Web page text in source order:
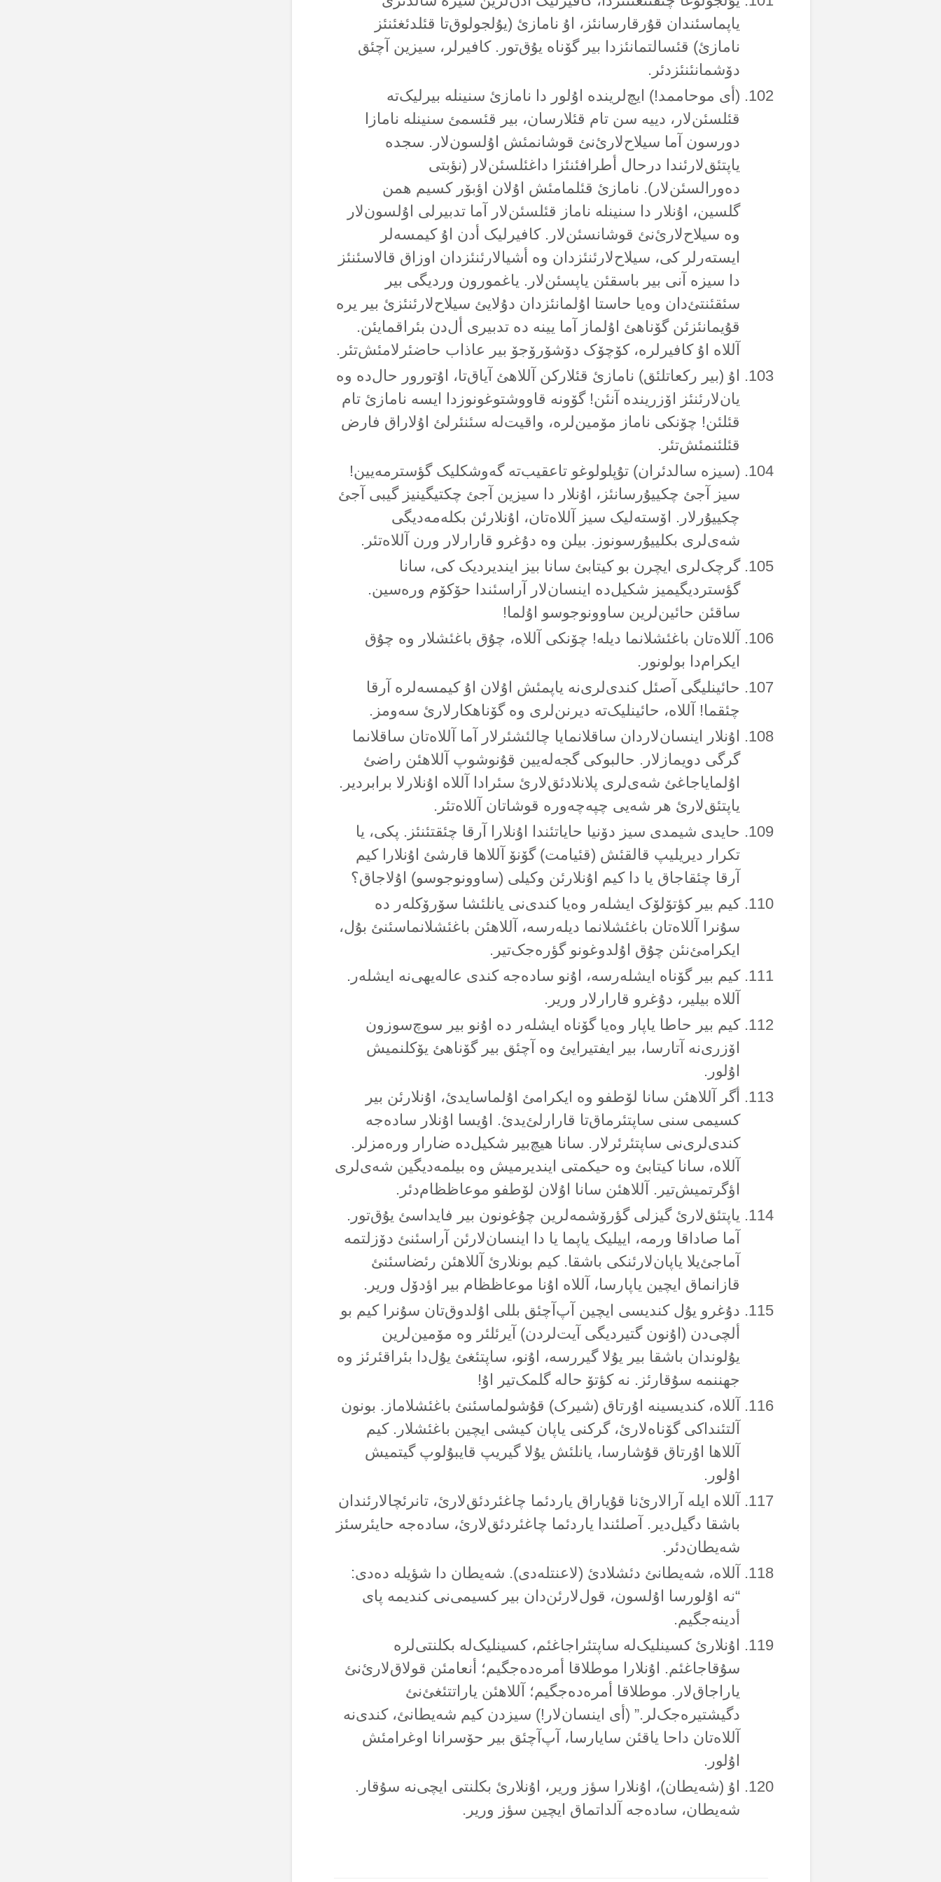
یاپماسئندان قۇرقارسانئز، اۇ نامازئ (یۇلجولوق‌تا قئلدئغئنئز
نامازئ) قئسالتمانئزدا بیر گۆناە یۇق‌تور. کافیرلر، سیزین آچئق
دۆشمانئنئزدئر.
(أی موحاممد!) ایچ‌لریندە اۇلور دا نامازئ سنینلە بیرلیک‌تە
قئلسئن‌لار، دییە سن تام قئلارسان، بیر قئسمئ سنینلە نامازا
دورسون آما سیلاح‌لارئ‌نئ قوشانمئش اۇلسون‌لار. سجدە
یاپتئق‌لارئندا درحال أطرافئنئزا داغئلسئن‌لار (نؤبتی
دەورالسئن‌لار). نامازئ قئلمامئش اۇلان اؤبۆر کسیم همن
گلسین، اۇنلار دا سنینلە ناماز قئلسئن‌لار آما تدبیرلی اۇلسون‌لار
وە سیلاح‌لارئ‌نئ قوشانسئن‌لار. کافیرلیک أدن اۇ کیمسەلر
ایستەرلر کی، سیلاح‌لارئنئزدان وە أشیالارئنئزدان اوزاق قالاسئنئز
دا سیزە آنی بیر باسقئن یاپسئن‌لار. یاغمورون وردیگی بیر
سئقئنتئ‌دان وەیا حاستا اۇلمانئزدان دۇلایئ سیلاح‌لارئنئزئ بیر یرە
قۇیمانئزئن گۆناهئ اۇلماز آما یینە دە تدبیری أل‌دن بئراقمایئن.
آللاە اۇ کافیرلرە، کۆچۆک دۆشۆرۆجۆ بیر عاذاب حاضئرلامئش‌تئر.
اۇ (بیر رکعاتلئق) نامازئ قئلارکن آللاهئ آیاق‌تا، اۇتورور حال‌دە وە
یان‌لارئنئز اۆزریندە آنئن! گۆونە قاووشتوغونوزدا ایسە نامازئ تام
قئلئن! چۆنکی ناماز مۆمین‌لرە، واقیت‌لە سئنئرلئ اۇلاراق فارض
قئلئنمئش‌تئر.
(سیزە سالدئران) تۇپلولوغو تاعقیب‌تە گەوشکلیک گؤسترمەیین!
سیز آجئ چکییۇرسانئز، اۇنلار دا سیزین آجئ چکتیگینیز گیبی آجئ
چکییۇرلار. اۆستەلیک سیز آللاەتان، اۇنلارئن بکلەمەدیگی
شەی‌لری بکلییۇرسونوز. بیلن وە دۇغرو قارارلار ورن آللاەتئر.
گرچک‌لری ایچرن بو کیتابئ سانا بیز ایندیردیک کی، سانا
گؤستردیگیمیز شکیل‌دە اینسان‌لار آراسئندا حۆکۆم ورەسین.
ساقئن حائین‌لرین ساوونوجوسو اۇلما!
آللاەتان باغئشلانما دیلە! چۆنکی آللاە، چۇق باغئشلار وە چۇق
ایکرام‌دا بولونور.
حائینلیگی آصئل کندی‌لری‌نە یاپمئش اۇلان اۇ کیمسەلرە آرقا
چئقما! آللاە، حائینلیک‌تە دیرنن‌لری وە گۆناهکارلارئ سەومز.
اۇنلار اینسان‌لاردان ساقلانمایا چالئشئرلار آما آللاەتان ساقلانما
گرگی دویمازلار. حالبوکی گجەلەیین قۇنوشوپ آللاهئن راضئ
اۇلمایاجاغئ شەی‌لری پلانلادئق‌لارئ سئرادا آللاە اۇنلارلا برابردیر.
یاپتئق‌لارئ هر شەیی چپەچەورە قوشاتان آللاەتئر.
حایدی شیمدی سیز دۆنیا حایاتئندا اۇنلارا آرقا چئقتئنئز. پکی، یا
تکرار دیریلیپ قالقئش (قئیامت) گۆنۆ آللاها قارشئ اۇنلارا کیم
آرقا چئقاجاق یا دا کیم اۇنلارئن وکیلی (ساوونوجوسو) اۇلاجاق؟
کیم بیر کؤتۆلۆک ایشلەر وەیا کندی‌نی یانلئشا سۆرۆکلەر دە
سۇنرا آللاەتان باغئشلانما دیلەرسە، آللاهئن باغئشلانماسئنئ بۇل،
ایکرامئ‌نئن چۇق اۇلدوغونو گؤرەجک‌تیر.
کیم بیر گۆناە ایشلەرسە، اۇنو سادەجە کندی عالەیهی‌نە ایشلەر.
آللاە بیلیر، دۇغرو قارارلار وریر.
کیم بیر حاطا یاپار وەیا گۆناە ایشلەر دە اۇنو بیر سوچ‌سوزون
اۆزری‌نە آتارسا، بیر ایفتیرایئ وە آچئق بیر گۆناهئ یۆکلنمیش
اۇلور.
أگر آللاهئن سانا لۆطفو وە ایکرامئ اۇلماسایدئ، اۇنلارئن بیر
کسیمی سنی ساپتئرماق‌تا قارارلئ‌یدئ. اۇیسا اۇنلار سادەجە
کندی‌لری‌نی ساپتئرئرلار. سانا هیچ‌بیر شکیل‌دە ضارار ورەمزلر.
آللاە، سانا کیتابئ وە حیکمتی ایندیرمیش وە بیلمەدیگین شەی‌لری
اؤگرتمیش‌تیر. آللاهئن سانا اۇلان لۆطفو موعاظظام‌دئر.
یاپتئق‌لارئ گیزلی گؤرۆشمەلرین چۇغونون بیر فایداسئ یۇق‌تور.
آما صاداقا ورمە، اییلیک یاپما یا دا اینسان‌لارئن آراسئنئ دۆزلتمە
آماجئ‌یلا یاپان‌لارئنکی باشقا. کیم بونلارئ آللاهئن رئضاسئنئ
قازانماق ایچین یاپارسا، آللاە اۇنا موعاظظام بیر اؤدۆل وریر.
دۇغرو یۇل کندیسی ایچین آپ‌آچئق بللی اۇلدوق‌تان سۇنرا کیم بو
ألچی‌دن (اۇنون گتیردیگی آیت‌لردن) آیرئلئر وە مۆمین‌لرین
یۇلوندان باشقا بیر یۇلا گیررسە، اۇنو، ساپتئغئ یۇل‌دا بئراقئرئز وە
جهننمە سۇقارئز. نە کؤتۆ حالە گلمک‌تیر اۇ!
آللاە، کندیسینە اۇرتاق (شیرک) قۇشولماسئنئ باغئشلاماز. بونون
آلتئنداکی گۆناەلارئ، گرکنی یاپان کیشی ایچین باغئشلار. کیم
آللاها اۇرتاق قۇشارسا، یانلئش یۇلا گیریپ قایبۇلوپ گیتمیش
اۇلور.
آللاە ایلە آرالارئ‌نا قۇیاراق یاردئما چاغئردئق‌لارئ، تانرئچالارئندان
باشقا دگیل‌دیر. آصلئندا یاردئما چاغئردئق‌لارئ، سادەجە حایئرسئز
شەیطان‌دئر.
آللاە، شەیطانئ دئشلادئ (لاعنتلەدی). شەیطان دا شؤیلە دەدی:
“نە اۇلورسا اۇلسون، قول‌لارئن‌دان بیر کسیمی‌نی کندیمە پای
أدینەجگیم.
اۇنلارئ کسینلیک‌لە ساپتئراجاغئم، کسینلیک‌لە بکلنتی‌لرە
سۇقاجاغئم. اۇنلارا موطلاقا أمرەدەجگیم؛ أنعامئن قولاق‌لارئ‌نئ
یاراجاق‌لار. موطلاقا أمرەدەجگیم؛ آللاهئن یاراتتئغئ‌نئ
دگیشتیرەجک‌لر.” (أی اینسان‌لار!) سیزدن کیم شەیطانئ، کندی‌نە
آللاەتان داحا یاقئن سایارسا، آپ‌آچئق بیر حۆسرانا اوغرامئش
اۇلور.
اۇ (شەیطان)، اۇنلارا سؤز وریر، اۇنلارئ بکلنتی ایچی‌نە سۇقار.
شەیطان، سادەجە آلداتماق ایچین سؤز وریر.